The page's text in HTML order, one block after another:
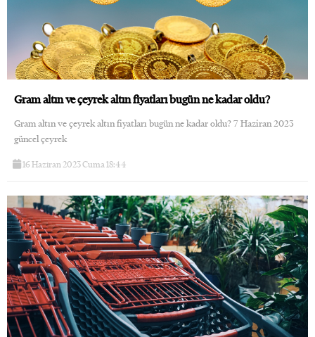
Gram altın ve çeyrek altın fiyatları bugün ne kadar oldu?
Gram altın ve çeyrek altın fiyatları bugün ne kadar oldu? 7 Haziran 2023
güncel çeyrek
16 Haziran 2023 Cuma 18:44